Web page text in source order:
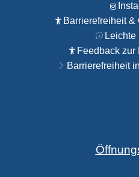
Barrierefreiheit &
Leichte
Feedback zur
Barrierefreiheit